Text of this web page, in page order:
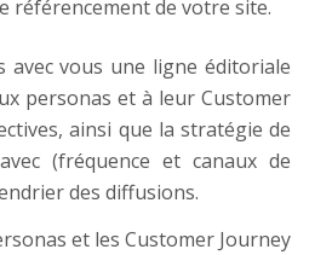
référencement de votre site.
avec vous une ligne éditoriale
personas et à leur Customer
ainsi que la stratégie de
(fréquence et canaux de
des diffusions.
et les Customer Journey